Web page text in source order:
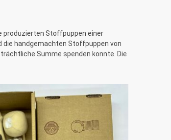
produzierten Stoffpuppen einer
die handgemachten Stoffpuppen von
Summe spenden konnte. Die